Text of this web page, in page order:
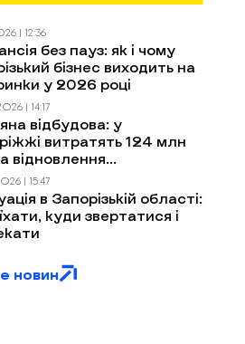
| 12:36
без пауз: як і чому
бізнес виходить на
у 2026 році
| 14:17
відбудова: у
витратять 124 млн
відновлення
після
| 15:47
в Запорізькій області:
куди звертатися і
новин